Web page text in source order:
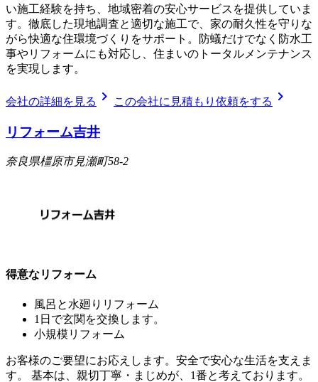
い施工経験を持ち、地域密着の安心サービスを提供していま
す。徹底した現地調査と適切な施工で、家の耐久性を守りな
がら快適な住環境づくりをサポート。防蟻だけでなく防水工
事やリフォームにも対応し、住まいのトータルメンテナンス
を実現します。
会社の詳細を見る chevron_right この会社に見積もり依頼をする chevron_right
リフォーム吉井
奈良県橿原市見瀬町58-2
得意なリフォーム
風呂と水廻りリフォーム
1日で玄関を交換します。
小規模リフォーム
お客様のご要望にお応えします。安全で安心な生活を支えま
す。 基本は、親切丁寧・まじめが、1番と考えております。